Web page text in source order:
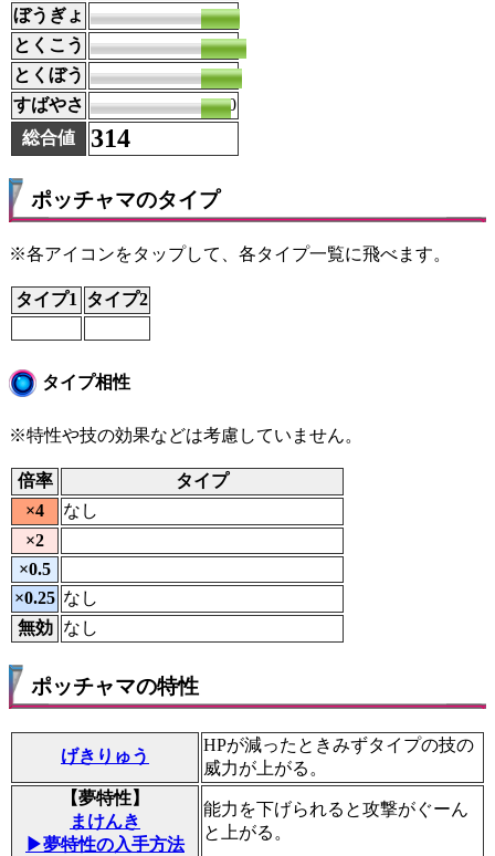
ぼうぎょ
53
とくこう
61
とくぼう
56
すばやさ
40
総合値
314
ポッチャマのタイプ
※各アイコンをタップして、各タイプ一覧に飛べます。
タイプ1 タイプ2
タイプ相性
※特性や技の効果などは考慮していません。
倍率
タイプ
×4
なし
×2
×0.5
×0.25 なし
無効
なし
ポッチャマの特性
げきりゅう
HPが減ったときみずタイプの技の
威力が上がる。
【夢特性】
まけんき
▶夢特性の入手方法
能力を下げられると攻撃がぐーん
と上がる。